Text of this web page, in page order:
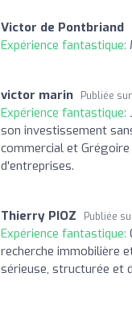
Victor de Pontbriand
Expérience fantastique:
victor marin Publiée sur
Expérience fantastique:
son investissement
commercial et
d'entreprises.
Thierry PIOZ Publiée
Expérience fantastique:
recherche immobilière
sérieuse, structurée et